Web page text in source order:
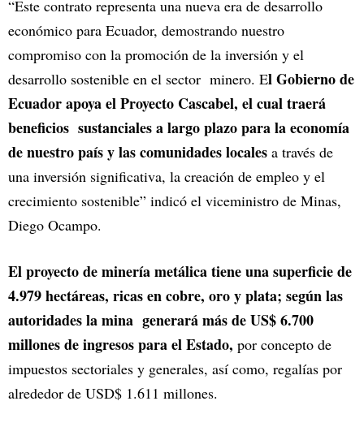
“Este contrato representa una nueva era de desarrollo
económico para Ecuador, demostrando nuestro
compromiso con la promoción de la inversión y el
desarrollo sostenible en el sector minero. El Gobierno de
Ecuador apoya el Proyecto Cascabel, el cual traerá
beneficios sustanciales a largo plazo para la economía
de nuestro país y las comunidades locales a través de
una inversión significativa, la creación de empleo y el
crecimiento sostenible” indicó el viceministro de Minas,
Diego Ocampo.
El proyecto de minería metálica tiene una superficie de
4.979 hectáreas, ricas en cobre, oro y plata; según las
autoridades la mina generará más de US$ 6.700
millones de ingresos para el Estado, por concepto de
impuestos sectoriales y generales, así como, regalías por
alrededor de USD$ 1.611 millones.